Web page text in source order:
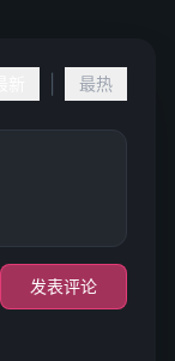
最热
发表评论